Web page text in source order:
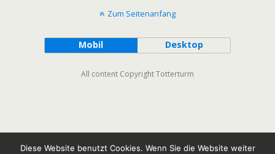
Zum Seitenanfang
Mobil Desktop
All content Copyright Totterturm
Diese Website benutzt Cookies. Wenn Sie die Website weiter